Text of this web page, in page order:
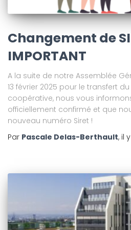
Changement de
IMPORTANT
A la suite de notre Assemblée
13 février 2025 pour le transfert
coopérative, nous vous
officiellement confirmé et que
nouveau numéro Siret !
Par Pascale Delas-Berthault, il